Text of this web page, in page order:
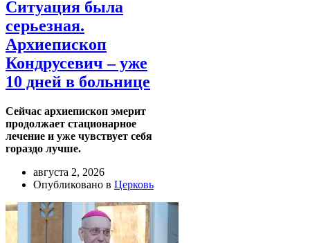
Ситуация была
серьезная.
Архиепископ
Кондрусевич – уже
10 дней в больнице
Сейчас архиепископ эмерит
продолжает стационарное
лечение и уже чувствует себя
гораздо лучше.
августа 2, 2026
Опубликовано в Церковь